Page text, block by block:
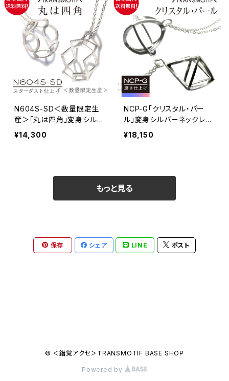
N604S-SD＜数量限定生
産＞「丸は四角」変身シルバ
ーネックレス・スターダスト
仕上げ・1個
¥14,300
NCP-G「クリスタル・パー
ル」変身シルバーネックレ
ス-磨き仕上げ・1個
¥18,150
もっと見る
保存 シェア LINE ポスト
© ＜錯覚アクセ＞TRANSMOTIF BASE SHOP
Powered by